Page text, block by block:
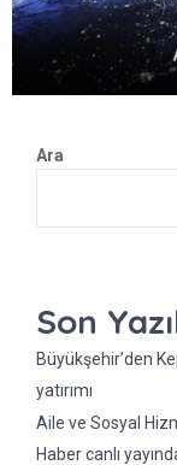
Ara
Son
Büyükşehir’den
yatırımı
Aile ve Sosyal
Haber canlı